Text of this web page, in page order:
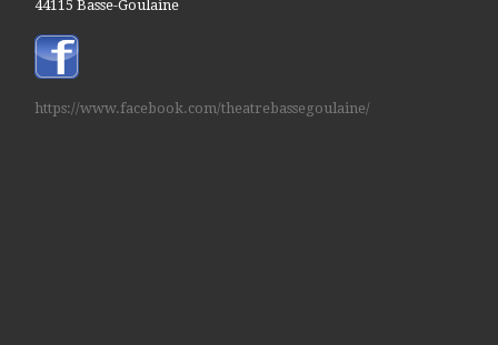
44115 Basse-Goulaine
https://www.facebook.com/theatrebassegoulaine/